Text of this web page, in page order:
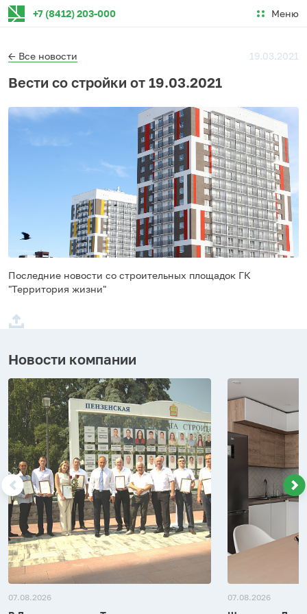
+7 (8412) 203-000 Меню
← Все новости 19.03.2021
Вести со стройки от 19.03.2021
Последние новости со строительных площадок ГК
"Территория жизни"
Новости компании
07.08.2026 07.08.2026